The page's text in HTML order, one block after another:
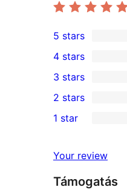
1
5-
star
review
5 stars
4-
star
reviews
4 stars
0
3-
star
3 stars
2-
reviews
2 stars
star
reviews
1 star
Your review
Támogatás